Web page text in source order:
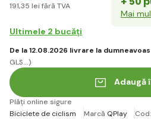
191,35 lei fără TVA
Mai
Ultimele 2 bucăți
De la 12.08.2026 livrare la
GLS...)
Adaugă
Plăți online sigure
Biciclete de ciclism
Marcă QPlay Cod: